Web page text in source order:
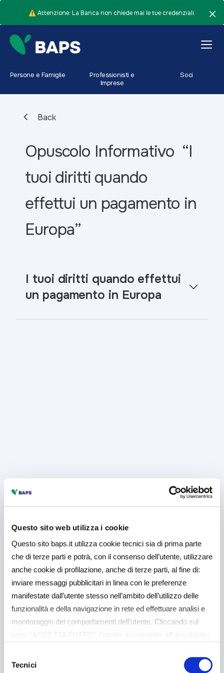
Questo sito web utilizza i cookie
Questo sito baps.it utilizza cookie tecnici sia di prima parte
che di terze parti e potrà, con il consenso dell’utente, utilizzare
anche cookie di profilazione, anche di terze parti, al fine di:
inviare messaggi pubblicitari in linea con le preferenze
manifestate dall’utente stesso nell’ambito dell’utilizzo delle
funzionalità e della navigazione in rete ed effettuare analisi e
monitoraggio dei comportamenti dell’utente. Cliccando sul
tasto “ACCETTA TUTTO”, l’utente acconsente all’uso di tutti i
analitici. Il consenso è facoltativo e può essere revocato in
delTecnici
⚠️ Attenzione: La Banca non chiede mai le tue credenziali.
Persone e Famiglie
Professionisti e
Imprese
Soci
Back
Opuscolo Informativo “I
tuoi diritti quando
effettui un pagamento in
Europa”
I tuoi diritti quando effettui
un pagamento in Europa